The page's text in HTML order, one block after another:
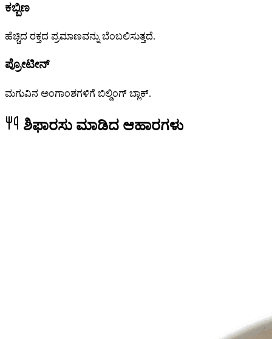
ಕಬ್ಬಿಣ
ಹೆಚ್ಚಿದ ರಕ್ತದ ಪ್ರಮಾಣವನ್ನು ಬೆಂಬಲಿಸುತ್ತದೆ.
ಪ್ರೋಟೀನ್
ಮಗುವಿನ ಅಂಗಾಂಶಗಳಿಗೆ ಬಿಲ್ಡಿಂಗ್ ಬ್ಲಾಕ್.
ಶಿಫಾರಸು ಮಾಡಿದ ಆಹಾರಗಳು